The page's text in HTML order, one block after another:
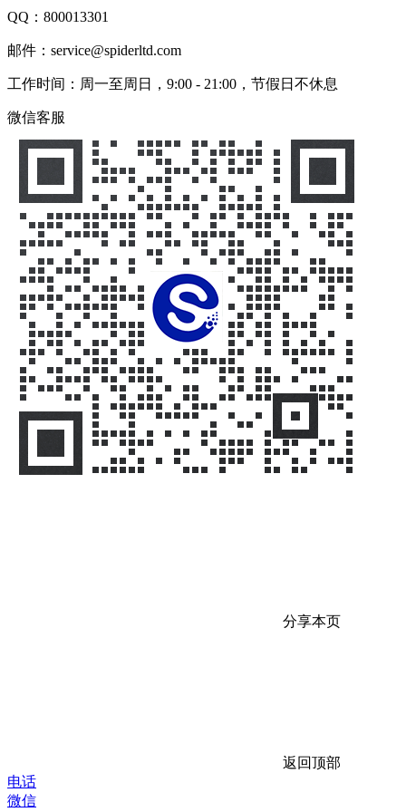
QQ： 800013301
邮件：service@spiderltd.com
工作时间：周一至周日，9:00 - 21:00，节假日不休息
微信客服
分享本页
返回顶部
电话
微信